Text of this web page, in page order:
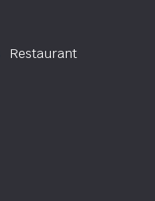
Restaurant